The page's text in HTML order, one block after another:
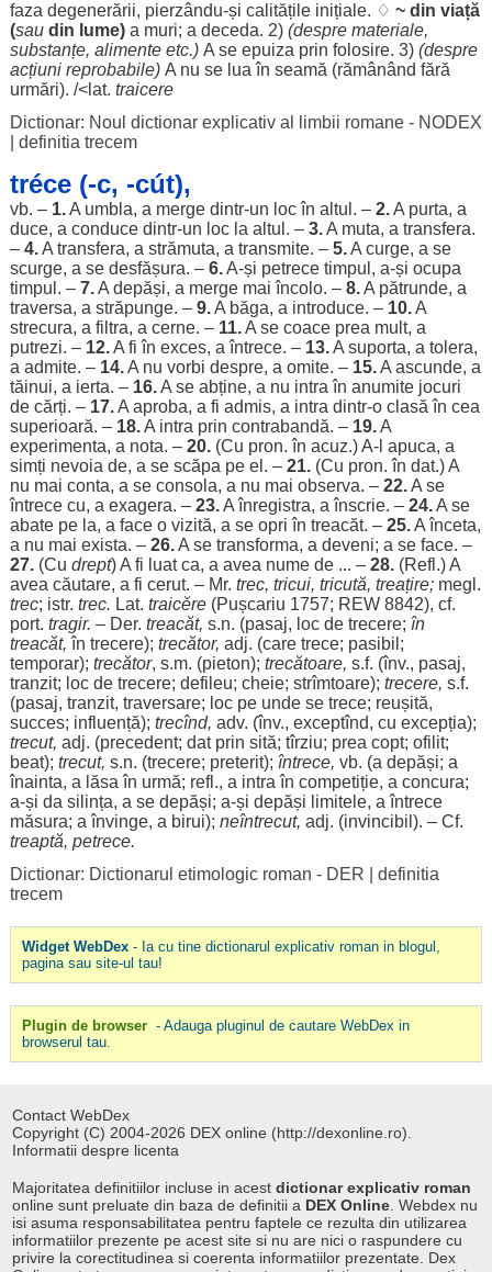
faza degenerării, pierzându-și calitățile inițiale. ♢ ~ din viață
(saudin lume) a muri; a deceda. 2) (despre materiale,
substanțe, alimenteetc.) A se epuiza prin folosire. 3) (despre
acțiuni reprobabile) A nu se lua în seamă (rămânând fără
urmări). /<lat. traicere
Dictionar: Noul dictionar explicativ al limbii romane - NODEX
definitia trecem
tréce (-c, -cút),
vb. – 1.A umbla, a mergedintr-un locîn altul . – 2.A purta, a
duce, a conducedintr-un locla altul . – 3.A muta, a transfera.
– 4.A transfera, a strămuta, a transmite. – 5.A curge, a se
scurge, a se desfășura. – 6.A-și petrece timpul , a-și ocupa
timpul . – 7.A depăși, a mergemaiîncolo. – 8.A pătrunde, a
traversa, a străpunge. – 9.A băga, a introduce. – 10.A
strecura, a filtra, a cerne. – 11.A se coace prea mult, a
putrezi. – 12.A fi în exces, aîntrece. – 13.A suporta, a tolera,
a admite. – 14.A nu vorbi despre, a omite. – 15.A ascunde, a
tăinui, a ierta. – 16.A se abține, a nu intra în anumite jocuri
de cărți. – 17.A aproba, a fi admis, a intra dintr-o clasă în cea
superioară. – 18.A intra prin contrabandă. – 19.A
experimenta, a nota. – 20.(Cu pron. în acuz.) A-l apuca, a
simți nevoia de, a se scăpa pe el. – 21.(Cu pron. în dat.) A
nu mai conta, a se consola, a nu mai observa. – 22.A se
întrececu, a exagera. – 23.Aînregistra, aînscrie. – 24.A se
abatepe la, a faceo vizită, a se opri în treacăt. – 25.Aînceta,
a nu mai exista. – 26.A se transforma, a deveni; a se face. –
27.(Cu drept) A fi luatca, a avea numede ... – 28.(Refl.) A
avea căutare, a fi cerut. – Mr. trec, tricui, tricută, treațire;megl.
trec; istr. trec. Lat. traicĕre(Pușcariu 1757; REW 8842), cf.
port. tragir. – Der. treacăt, s.n. (pasaj, locde trecere; în
treacăt, în trecere); trecător, adj. (care trece; pasibil ;
temporar); trecător, s.m. (pieton); trecătoare, s.f. (înv., pasaj,
tranzit; locde trecere; defileu; cheie; strîmtoare); trecere, s.f.
(pasaj, tranzit, traversare; locpe unde se trece; reușită,
succes; influență); trecînd, adv. (înv., exceptînd, cu excepția);
trecut, adj. (precedent; datprin sită; tîrziu; prea copt; ofilit;
beat); trecut, s.n. (trecere; preterit); întrece, vb. (a depăși; a
înainta, a lăsa în urmă; refl., a intra în competiție, a concura;
a-și da silința, a se depăși; a-și depăși limitele, aîntrece
măsura; aînvinge, a birui); neîntrecut, adj. (invincibil ). – Cf.
treaptă, petrece.
Dictionar: Dictionarul etimologic roman - DER
definitia
trecem
Widget WebDex- Ia cu tine dictionarul explicativ roman in blogul,
pagina sau site-ul tau!
Plugin de browser - Adauga pluginul de cautare WebDex in
browserul tau.
Contact WebDex
Copyright (C) 2004-2026 DEX online (http://dexonline.ro).
Informatii despre licenta
Majoritatea definitiilor incluse in acestdictionar explicativ roman
online sunt preluate din baza de definitii a DEX Online . Webdex nu
isi asuma responsabilitatea pentru faptele ce rezulta din utilizarea
informatiilor prezente pe acest site si nu are nici o raspundere cu
privire la corectitudinea si coerenta informatiilor prezentate. Dex